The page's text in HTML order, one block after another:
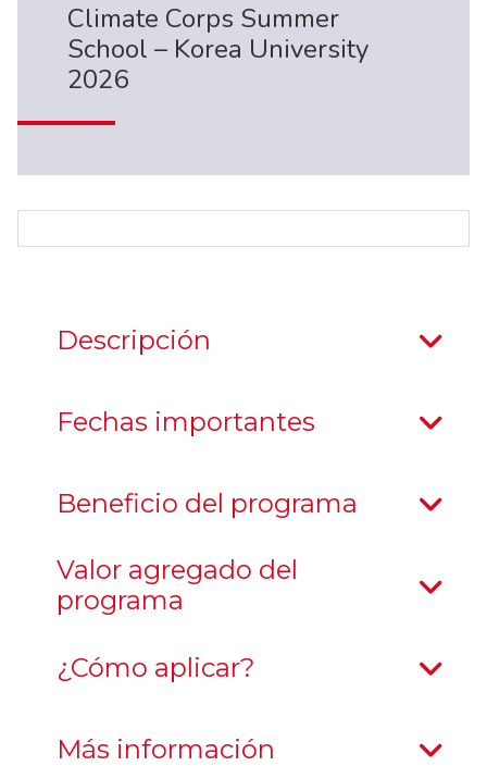
Climate Corps Summer
School – Korea University
2026
Descripción
Fechas importantes
Beneficio del programa
Valor agregado del
programa
¿Cómo aplicar?
Más información